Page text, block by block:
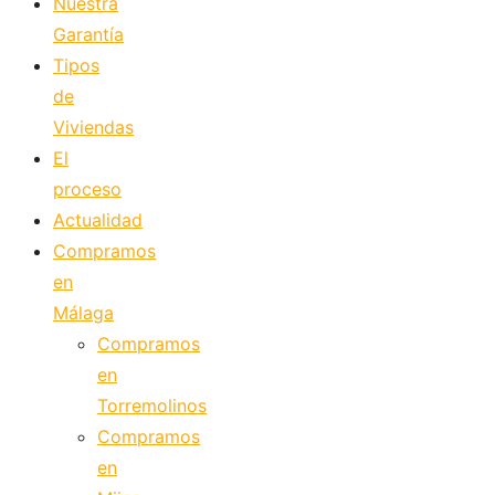
Garantía
Tipos
de
Viviendas
El
proceso
Actualidad
Compramos
en
Málaga
Compramos
en
Torremolinos
Compramos
en